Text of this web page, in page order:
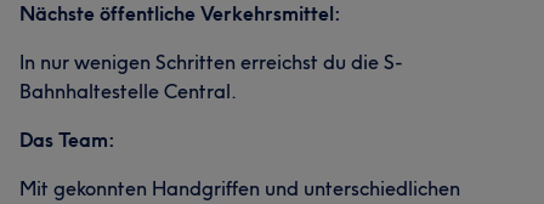
Nächste öffentliche Verkehrsmittel:
In nur wenigen Schritten erreichst du die S-
Bahnhaltestelle Central.
Das Team:
Mit gekonnten Handgriffen und unterschiedlichen